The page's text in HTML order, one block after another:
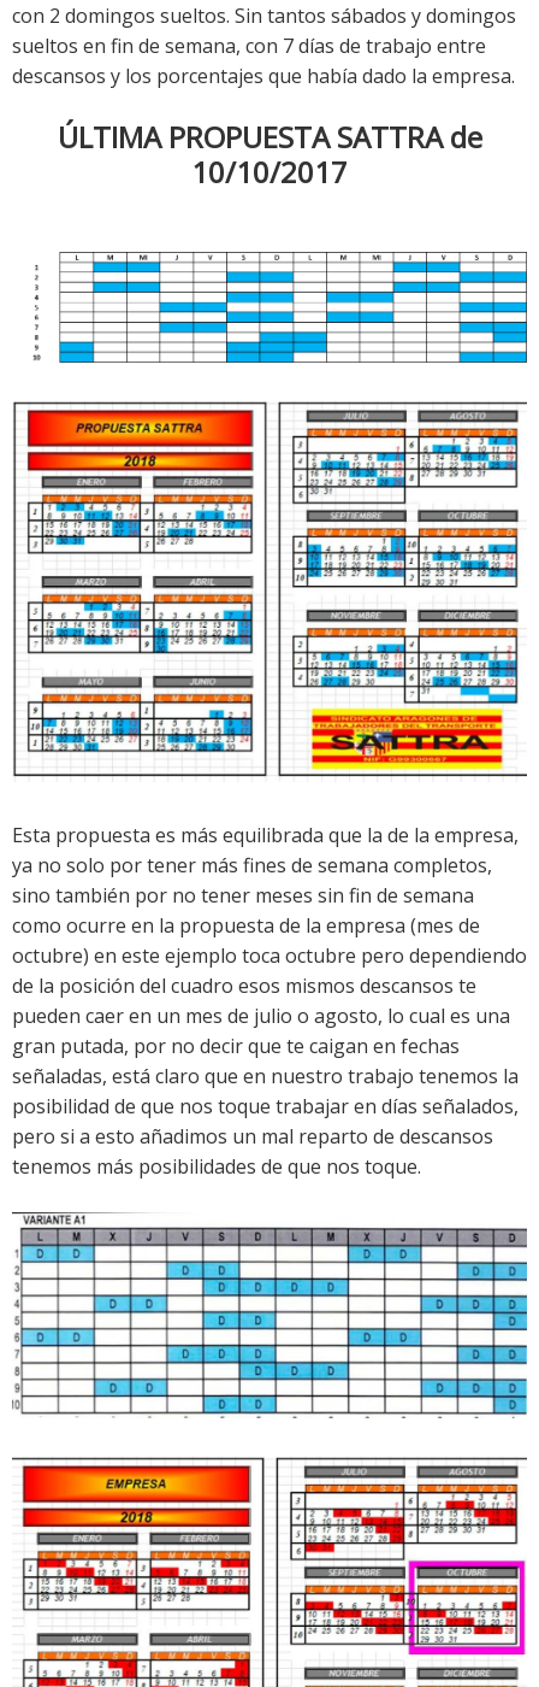
con 2 domingos sueltos. Sin tantos sábados y domingos
sueltos en fin de semana, con 7 días de trabajo entre
descansos y los porcentajes que había dado la empresa.
ÚLTIMA PROPUESTA SATTRA de
10/10/2017
Esta propuesta es más equilibrada que la de la empresa,
ya no solo por tener más fines de semana completos,
sino también por no tener meses sin fin de semana
como ocurre en la propuesta de la empresa (mes de
octubre) en este ejemplo toca octubre pero dependiendo
de la posición del cuadro esos mismos descansos te
pueden caer en un mes de julio o agosto, lo cual es una
gran putada, por no decir que te caigan en fechas
señaladas, está claro que en nuestro trabajo tenemos la
posibilidad de que nos toque trabajar en días señalados,
pero si a esto añadimos un mal reparto de descansos
tenemos más posibilidades de que nos toque.